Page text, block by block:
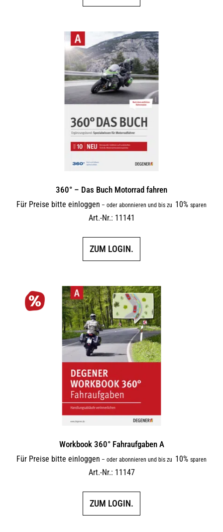
360° – Das Buch Motorrad fahren
Für Preise bitte einloggen – oder abonnieren und bis zu 10% sparen
Art.-Nr.: 11141
ZUM LOGIN.
Workbook 360° Fahraufgaben A
Für Preise bitte einloggen – oder abonnieren und bis zu 10% sparen
Art.-Nr.: 11147
ZUM LOGIN.